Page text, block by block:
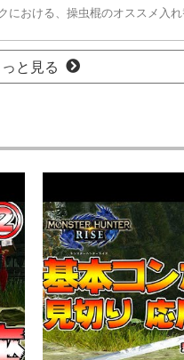
における、操虫棍のオススメ入
っと見る